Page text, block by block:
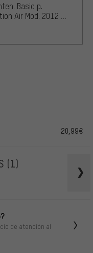
Basic p.
Air Mod. 2012 -
20,99€
(1)
de atención al